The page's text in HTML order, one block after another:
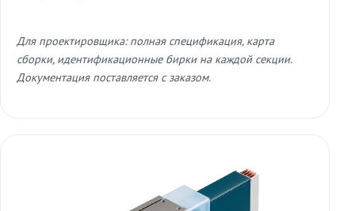
Для проектировщика: полная спецификация, карта
сборки, идентификационные бирки на каждой секции.
Документация поставляется с заказом.